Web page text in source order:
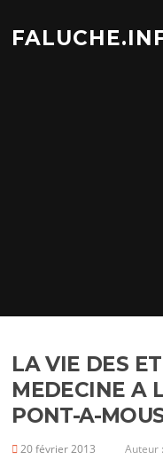
contenu
LA VIE DES
MEDECINE A
PONT-A-
20 février 2013 Auteur :